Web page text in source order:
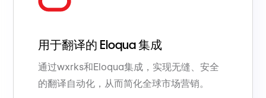
用于翻译的 Eloqua 集成
通过wxrks和Eloqua集成，实现无缝、安全
的翻译自动化，从而简化全球市场营销。